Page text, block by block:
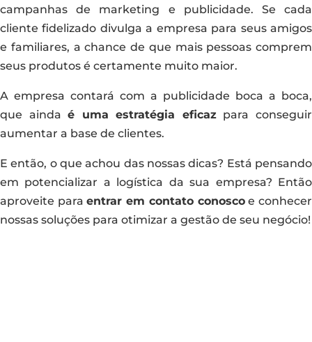
campanhas de marketing e publicidade. Se cada
cliente fidelizado divulga a empresa para seus amigos
e familiares, a chance de que mais pessoas comprem
seus produtos é certamente muito maior.
A empresa contará com a publicidade boca a boca,
que aindaé uma estratégia eficazpara conseguir
aumentar a base de clientes.
E então, o que achou das nossas dicas? Está pensando
em potencializar a logística da sua empresa? Então
aproveite paraentrar em contato conoscoe conhecer
nossas soluções para otimizar a gestão de seu negócio!